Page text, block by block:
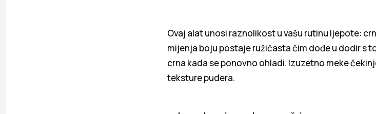
Ovaj alat unosi raznolikost u vašu rutinu ljepote:
mijenja boju postaje ružičasta čim dođe u dodir s
crna kada se ponovno ohladi. Izuzetno meke
teksture pudera.